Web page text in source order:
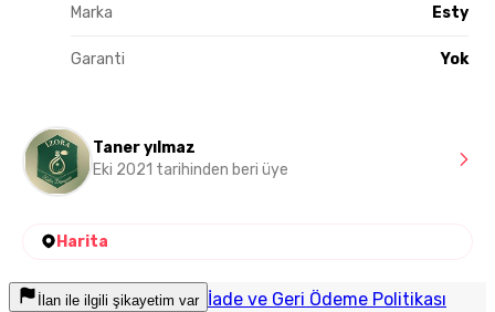
Marka Esty
Garanti Yok
Taner yılmaz
Eki 2021 tarihinden beri üye
Harita
İlan ile ilgili şikayetim var İade ve Geri Ödeme Politikası